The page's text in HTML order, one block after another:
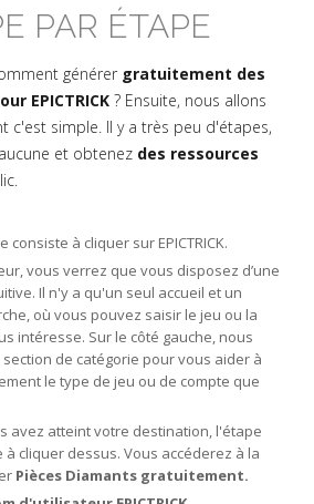
PAR ÉTAPE
générer gratuitement des
EPICTRICK ? Ensuite, nous allons
c'est simple. Il y a très peu d'étapes,
et obtenez des ressources
consiste à cliquer sur EPICTRICK.
vous verrez que vous disposez d’une
Il n'y a qu'un seul accueil et un
où vous pouvez saisir le jeu ou la
intéresse. Sur le côté gauche, nous
de catégorie pour vous aider à
le type de jeu ou de compte que
avez atteint votre destination, l'étape
cliquer dessus. Vous accéderez à la
Pièces Diamants gratuitement.